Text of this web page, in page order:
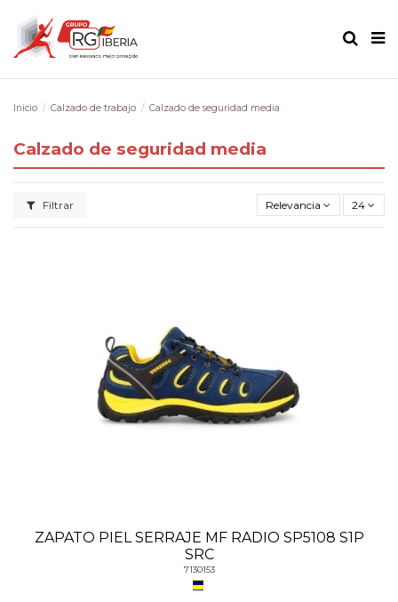
Inicio Calzado de trabajo Calzado de seguridad media
Calzado de seguridad media
Filtrar Relevancia 24
ZAPATO PIEL SERRAJE MF RADIO SP5108 S1P
SRC
7130153